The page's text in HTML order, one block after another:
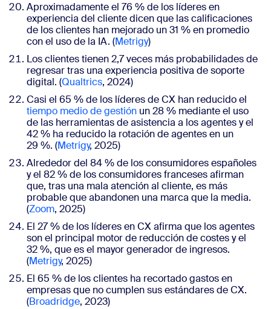
Aproximadamente el 76 % de los líderes en
experiencia del cliente dicen que las calificaciones
de los clientes han mejorado un 31 % en promedio
con el uso de la IA. (Metrigy)
Los clientes tienen 2,7 veces más probabilidades de
regresar tras una experiencia positiva de soporte
digital. (Qualtrics, 2024)
Casi el 65 % de los líderes de CX han reducido el
tiempo medio de gestión un 28 % mediante el uso
de las herramientas de asistencia a los agentes y el
42 % ha reducido la rotación de agentes en un
29 %. (Metrigy, 2025)
Alrededor del 84 % de los consumidores españoles
y el 82 % de los consumidores franceses afirman
que, tras una mala atención al cliente, es más
probable que abandonen una marca que la media.
(Zoom, 2025)
El 27 % de los líderes en CX afirma que los agentes
son el principal motor de reducción de costes y el
32 %, que es el mayor generador de ingresos.
(Metrigy, 2025)
El 65 % de los clientes ha recortado gastos en
empresas que no cumplen sus estándares de CX.
(Broadridge, 2023)